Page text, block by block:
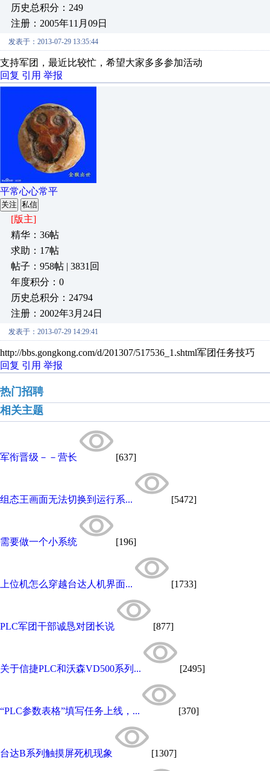
历史总积分：249
注册：2005年11月09日
发表于：2013-07-29 13:35:44
支持军团，最近比较忙，希望大家多多参加活动
回复 引用 举报
平常心心常平
关注 私信
[版主]
精华：36帖
求助：17帖
帖子：958帖 | 3831回
年度积分：0
历史总积分：24794
注册：2002年3月24日
发表于：2013-07-29 14:29:41
http://bbs.gongkong.com/d/201307/517536_1.shtml军团任务技巧
回复 引用 举报
热门招聘
相关主题
军衔晋级－－营长 [637]
组态王画面无法切换到运行系... [5472]
需要做一个小系统 [196]
上位机怎么穿越台达人机界面... [1733]
PLC军团干部诚恳对团长说 [877]
关于信捷PLC和沃森VD500系列... [2495]
“PLC参数表格”填写任务上线，... [370]
台达B系列触摸屏死机现象 [1307]